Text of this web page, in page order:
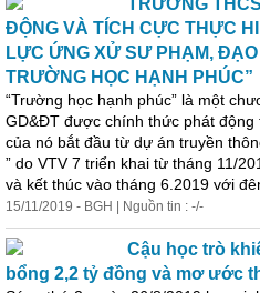
TRƯỜNG
ĐỘNG VÀ TÍCH CỰC THỰC
LỰC ỨNG XỬ SƯ PHẠM,
TRƯỜNG HỌC HẠNH PHÚC”
“Trường học hạnh phúc” là một
GD&ĐT được chính thức phát
của nó bắt đầu từ dự án truyền
” do VTV 7 triển khai từ tháng 11/
và kết thúc vào tháng 6.2019 với
15/11/2019 - BGH | Nguồn tin : -/-
Cậu học trò
bổng 2,2 tỷ đồng và mơ ước